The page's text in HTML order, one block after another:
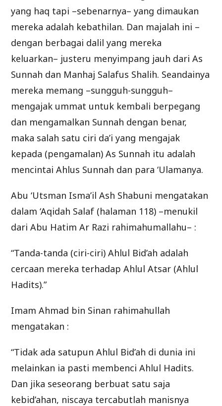
yang haq tapi –sebenarnya– yang dimaukan
mereka adalah kebathilan. Dan majalah ini –
dengan berbagai dalil yang mereka
keluarkan– justeru menyimpang jauh dari As
Sunnah dan Manhaj Salafus Shalih. Seandainya
mereka memang –sungguh-sungguh–
mengajak ummat untuk kembali berpegang
dan mengamalkan Sunnah dengan benar,
maka salah satu ciri da’i yang mengajak
kepada (pengamalan) As Sunnah itu adalah
mencintai Ahlus Sunnah dan para ‘Ulamanya.
Abu ‘Utsman Isma’il Ash Shabuni mengatakan
dalam ‘Aqidah Salaf (halaman 118) –menukil
dari Abu Hatim Ar Razi rahimahumallahu– :
“Tanda-tanda (ciri-ciri) Ahlul Bid’ah adalah
cercaan mereka terhadap Ahlul Atsar (Ahlul
Hadits).”
Imam Ahmad bin Sinan rahimahullah
mengatakan :
“Tidak ada satupun Ahlul Bid’ah di dunia ini
melainkan ia pasti membenci Ahlul Hadits.
Dan jika seseorang berbuat satu saja
kebid’ahan, niscaya tercabutlah manisnya